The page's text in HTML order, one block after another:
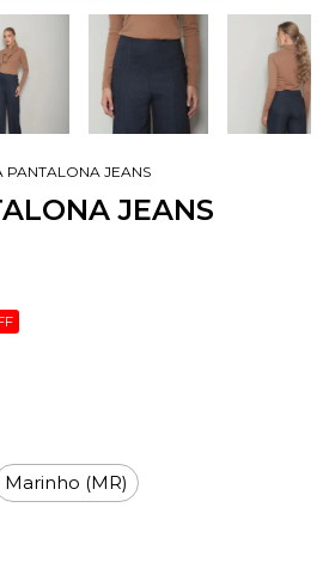
PANTALONA JEANS
JEANS
Marinho (MR)